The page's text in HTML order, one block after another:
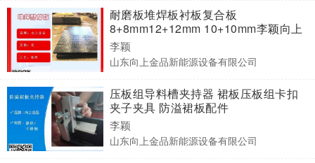
耐磨板堆焊板衬板复合板
8+8mm12+12mm 10+10mm李颖向上
金品
李颖
山东向上金品新能源设备有限公司
压板组导料槽夹持器 裙板压板组卡扣
夹子夹具 防溢裙板配件
李颖
山东向上金品新能源设备有限公司